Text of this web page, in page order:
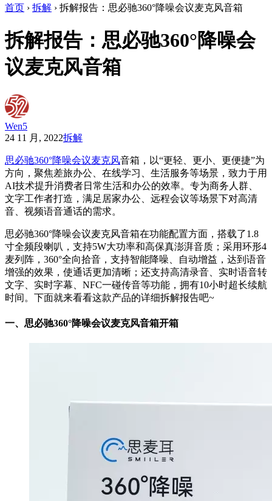
首页 › 拆解 › 拆解报告：思必驰360°降噪会议麦克风音箱
拆解报告：思必驰360°降噪会
议麦克风音箱
Wen5
24 11 月, 2022拆解
思必驰360°降噪会议麦克风音箱，以“更轻、更小、更便捷”为
方向，聚焦差旅办公、在线学习、生活服务等场景，致力于用
AI技术提升消费者日常生活和办公的效率。专为商务人群、
文字工作者打造，满足居家办公、远程会议等场景下对高清
音、视频语音通话的需求。
思必驰360°降噪会议麦克风音箱在功能配置方面，搭载了1.8
寸全频段喇叭，支持5W大功率和高保真澎湃音质；采用环形4
麦列阵，360°全向拾音，支持智能降噪、自动增益，达到语音
增强的效果，使通话更加清晰；还支持高清录音、实时语音转
文字、实时字幕、NFC一碰传音等功能，拥有10小时超长续航
时间。下面就来看看这款产品的详细拆解报告吧~
一、思必驰360°降噪会议麦克风音箱开箱